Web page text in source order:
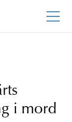
i mord